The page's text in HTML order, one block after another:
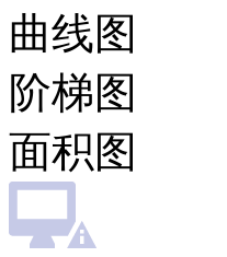
曲线图
阶梯图
面积图